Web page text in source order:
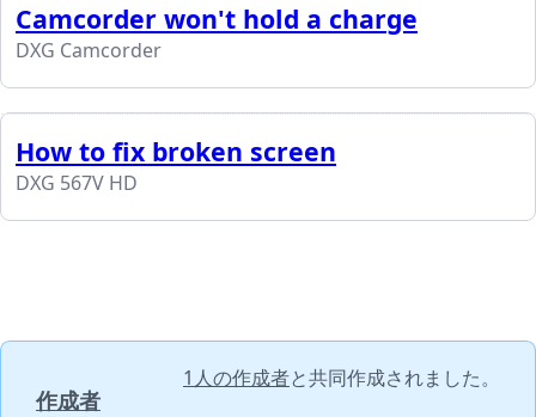
Camcorder won't hold a charge
DXG Camcorder
How to fix broken screen
DXG 567V HD
作成者
1人の作成者と共同作成されました。